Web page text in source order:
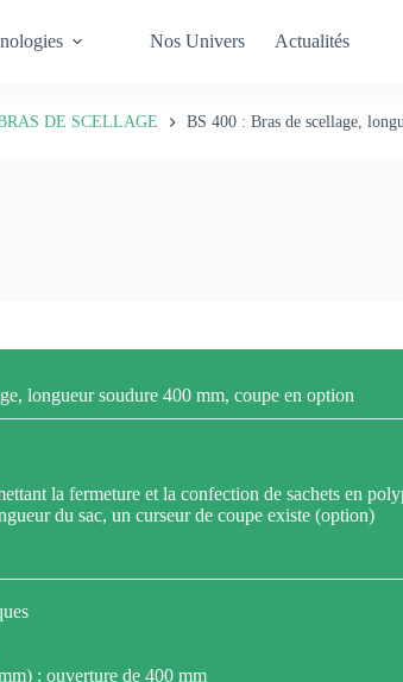
Nos Univers Actualités
DE SCELLAGE BS 400 : Bras de scellage,
longueur soudure 400 mm, coupe en option
la fermeture et la confection de sachets en
du sac, un curseur de coupe existe (option)
: ouverture de 400 mm